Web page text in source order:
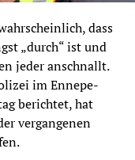
dass
„durch“ ist und
jeder anschnallt.
im Ennepe-
berichtet, hat
vergangenen